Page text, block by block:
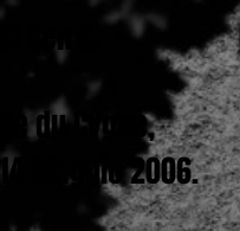
Si Ben K.
Ile du Cygne,
14 Maggio 2006.